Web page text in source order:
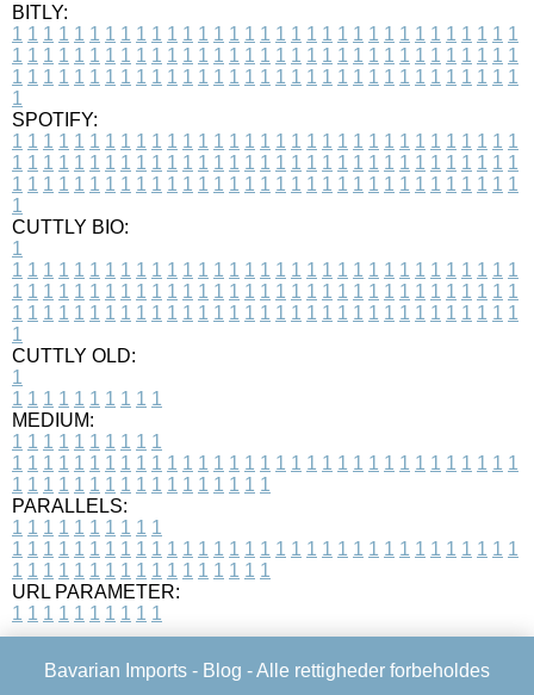
BITLY:
1 1 1 1 1 1 1 1 1 1 1 1 1 1 1 1 1 1 1 1 1 1 1 1 1 1 1 1 1 1 1 1 1
1 1 1 1 1 1 1 1 1 1 1 1 1 1 1 1 1 1 1 1 1 1 1 1 1 1 1 1 1 1 1 1 1
1 1 1 1 1 1 1 1 1 1 1 1 1 1 1 1 1 1 1 1 1 1 1 1 1 1 1 1 1 1 1 1 1
1
SPOTIFY:
1 1 1 1 1 1 1 1 1 1 1 1 1 1 1 1 1 1 1 1 1 1 1 1 1 1 1 1 1 1 1 1 1
1 1 1 1 1 1 1 1 1 1 1 1 1 1 1 1 1 1 1 1 1 1 1 1 1 1 1 1 1 1 1 1 1
1 1 1 1 1 1 1 1 1 1 1 1 1 1 1 1 1 1 1 1 1 1 1 1 1 1 1 1 1 1 1 1 1
1
CUTTLY BIO:
1
1 1 1 1 1 1 1 1 1 1 1 1 1 1 1 1 1 1 1 1 1 1 1 1 1 1 1 1 1 1 1 1 1
1 1 1 1 1 1 1 1 1 1 1 1 1 1 1 1 1 1 1 1 1 1 1 1 1 1 1 1 1 1 1 1 1
1 1 1 1 1 1 1 1 1 1 1 1 1 1 1 1 1 1 1 1 1 1 1 1 1 1 1 1 1 1 1 1 1
1
CUTTLY OLD:
1
1 1 1 1 1 1 1 1 1 1
MEDIUM:
1 1 1 1 1 1 1 1 1 1
1 1 1 1 1 1 1 1 1 1 1 1 1 1 1 1 1 1 1 1 1 1 1 1 1 1 1 1 1 1 1 1 1
1 1 1 1 1 1 1 1 1 1 1 1 1 1 1 1 1
PARALLELS:
1 1 1 1 1 1 1 1 1 1
1 1 1 1 1 1 1 1 1 1 1 1 1 1 1 1 1 1 1 1 1 1 1 1 1 1 1 1 1 1 1 1 1
1 1 1 1 1 1 1 1 1 1 1 1 1 1 1 1 1
URL PARAMETER:
1 1 1 1 1 1 1 1 1 1
Bavarian Imports - Blog - Alle rettigheder forbeholdes